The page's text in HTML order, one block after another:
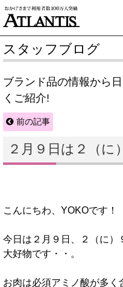
スタッフブログ
ブランド品の情報から
くご紹介!
前の記事
２月９日は２（に
こんにちわ、YOKOです！
今日は２月９日、２（に）
大好物です・・。
お肉は必須アミノ酸が多く